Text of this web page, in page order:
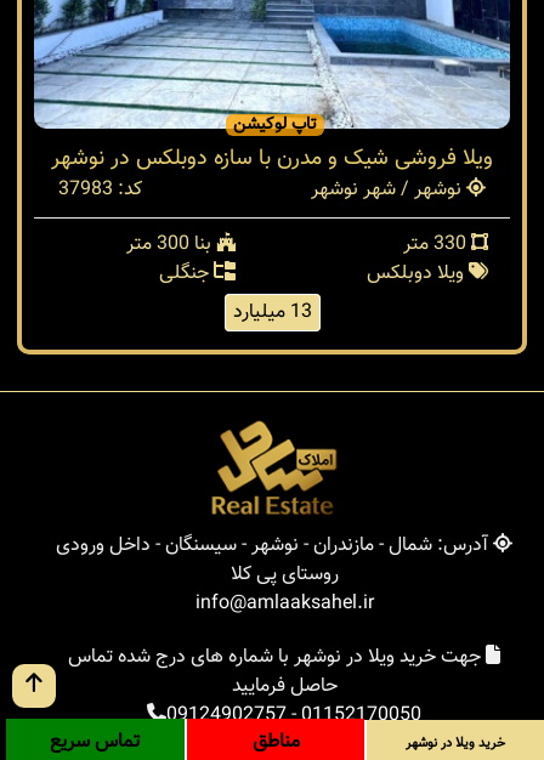
تاپ لوکیشن
ویلا فروشی شیک و مدرن با سازه دوبلکس در نوشهر
نوشهر / شهر نوشهر
کد: 37983
بنا 300 متر
ویلا دوبلکس
جنگلی
13 میلیارد
آدرس: شمال - مازندران - نوشهر - سیسنگان - داخل ورودی
روستای پی کلا
info@amlaaksahel.ir
جهت خرید ویلا در نوشهر با شماره های درج شده تماس
حاصل فرمایید
01152170050
-
09124902757
خرید ویلا در نوشهر مناطق تماس سریع